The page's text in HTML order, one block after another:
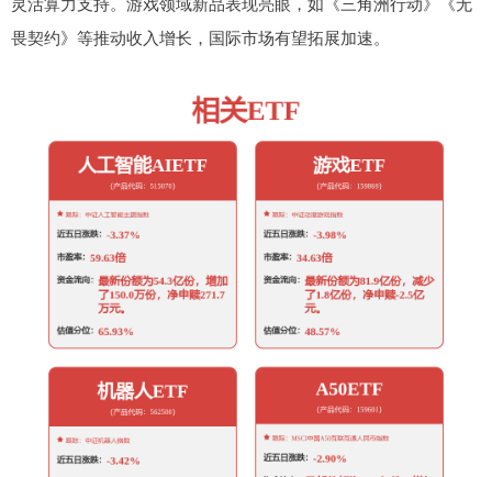
畏契约》等推动收入增长，国际市场有望拓展加速。